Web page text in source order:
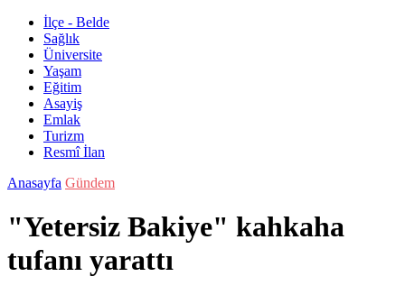
İlçe - Belde
Sağlık
Üniversite
Yaşam
Eğitim
Asayiş
Emlak
Turizm
Resmî İlan
Anasayfa Gündem
"Yetersiz Bakiye" kahkaha
tufanı yarattı